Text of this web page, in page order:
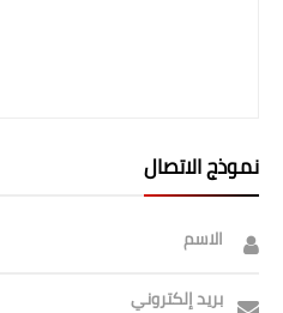
نموذج الاتصال
الاسم
بريد إلكتروني